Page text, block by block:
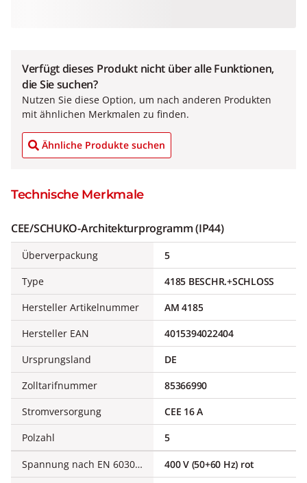
Verfügt dieses Produkt nicht über alle Funktionen,
die Sie suchen?
Nutzen Sie diese Option, um nach anderen Produkten
mit ähnlichen Merkmalen zu finden.
Ähnliche Produkte suchen
Technische Merkmale
CEE/SCHUKO-Architekturprogramm (IP44)
Überverpackung
5
Type
4185 BESCHR.+SCHLOSS
Hersteller Artikelnummer
AM 4185
Hersteller EAN
4015394022404
Ursprungsland
DE
Zolltarifnummer
85366990
Stromversorgung
CEE 16 A
Polzahl
5
Spannung nach EN 60309-2
400 V (50+60 Hz) rot